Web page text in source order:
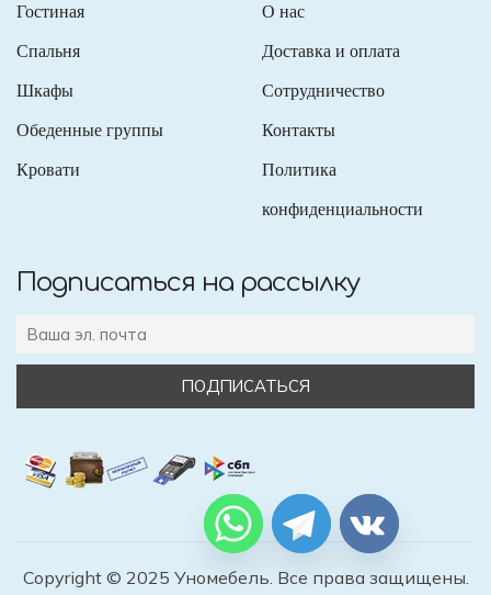
Гостиная
Спальня
Шкафы
Обеденные группы
Кровати
О нас
Доставка и оплата
Сотрудничество
Контакты
Политика
конфиденциальности
Подписаться на рассылку
Copyright © 2025 Уномебель. Все права защищены.